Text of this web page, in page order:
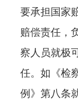
要承担国家
赔偿责任，
察人员就极
任。如《检
例》第八条